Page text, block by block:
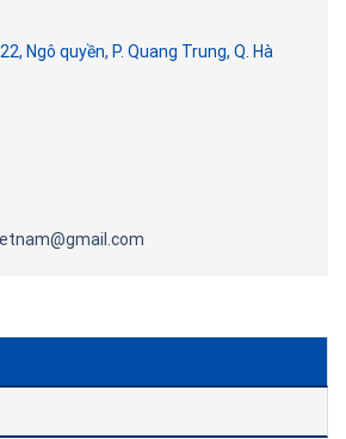
Ngô quyền, P. Quang Trung, Q. Hà